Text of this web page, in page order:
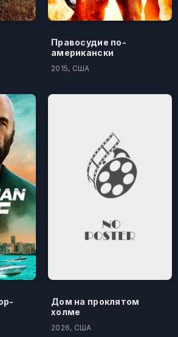
Правосудие по-
американски
2015, США
Дом на проклятом
холме
2026, США